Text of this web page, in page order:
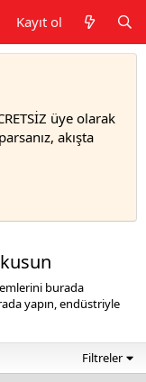
Kayıt ol
üye olarak
akışta
burada
yapın, endüstriyle
Filtreler